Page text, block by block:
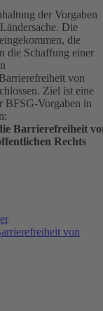
der Vorgaben
Die
die
die Schaffung einer
von
Ziel ist eine
BFSG-Vorgaben in
Barrierefreiheit
Rechts
von